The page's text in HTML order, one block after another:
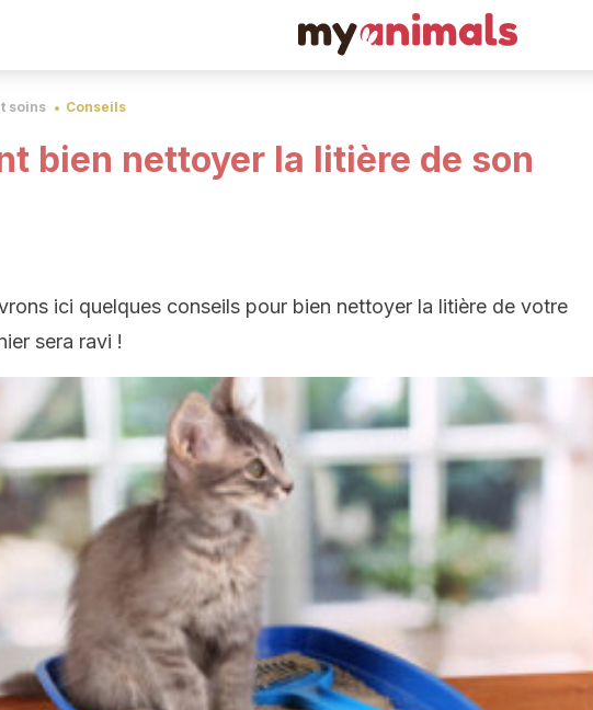
soins Conseils
bien nettoyer la litière de son
ici quelques conseils pour bien nettoyer la litière de votre
sera ravi !